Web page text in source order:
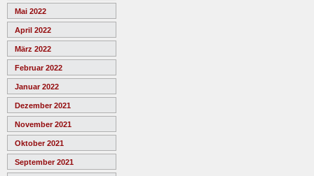
Mai 2022
April 2022
März 2022
Februar 2022
Januar 2022
Dezember 2021
November 2021
Oktober 2021
September 2021